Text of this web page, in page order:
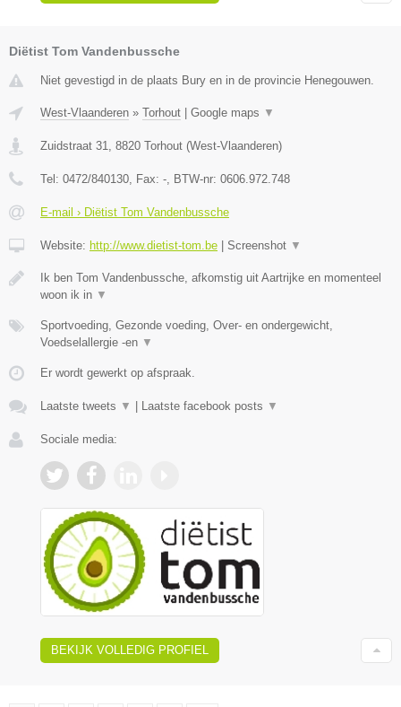
Diëtist Tom Vandenbussche
Niet gevestigd in de plaats Bury en in de provincie Henegouwen.
West-Vlaanderen » Torhout | Google maps ▼
Zuidstraat 31 8820 Torhout (West-Vlaanderen)
Tel: 0472/840130 , Fax: - , BTW-nr: 0606.972.748
E-mail › Diëtist Tom Vandenbussche
Website: http://www.dietist-tom.be | Screenshot ▼
Ik ben Tom Vandenbussche, afkomstig uit Aartrijke en momenteel
woon ik in ▼
Sportvoeding, Gezonde voeding, Over- en ondergewicht,
Voedselallergie -en ▼
Er wordt gewerkt op afspraak.
Laatste tweets ▼ | Laatste facebook posts ▼
Sociale media:
BEKIJK VOLLEDIG PROFIEL